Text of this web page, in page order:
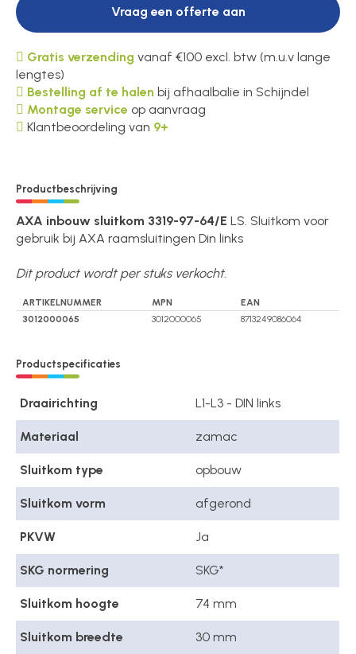
Vraag een offerte aan
Gratis verzending vanaf €100 excl. btw (m.u.v lange
lengtes)
Bestelling af te halen bij afhaalbalie in Schijndel
Montage service op aanvraag
Klantbeoordeling van 9+
Productbeschrijving
AXA inbouw sluitkom 3319-97-64/E LS. Sluitkom voor
gebruik bij AXA raamsluitingen Din links
Dit product wordt per stuks verkocht.
ARTIKELNUMMER MPN
EAN
3012000065
3012000065 8713249086064
Productspecificaties
Draairichting L1-L3 - DIN links
Materiaal zamac
Sluitkom type opbouw
Sluitkom vorm afgerond
PKVW Ja
SKG normering SKG*
Sluitkom hoogte 74 mm
Sluitkom breedte 30 mm